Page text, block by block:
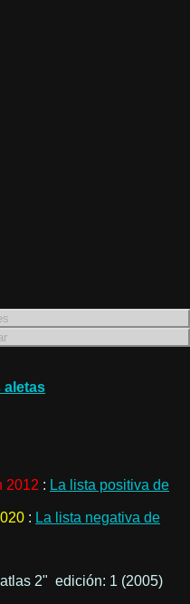
aletas
2012 : La lista positiva de
: La lista negativa de
2" edición: 1 (2005)